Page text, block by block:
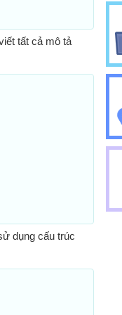
tất cả mô tả
dụng cấu trúc